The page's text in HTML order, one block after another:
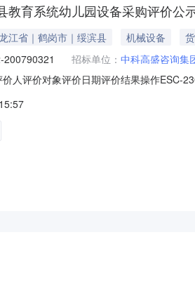
教育系统幼儿园设备采购评价公
江省｜鹤岗市｜绥滨县 机械设备
200790321 招标单位： 中科高盛咨询集
人评价对象评价日期评价结果操作ESC-
200290114路**中科高盛咨询集团有限公司